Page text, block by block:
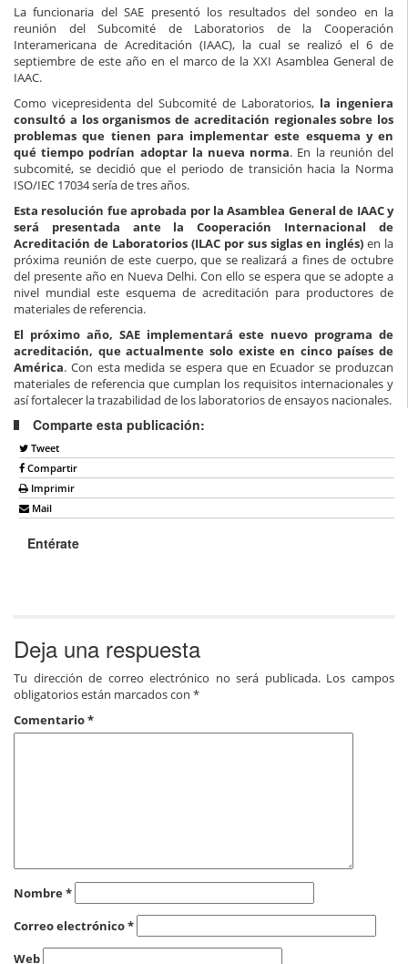
La funcionaria del SAE presentó los resultados del sondeo en la
reunión del Subcomité de Laboratorios de la Cooperación
Interamericana de Acreditación (IAAC), la cual se realizó el 6 de
septiembre de este año en el marco de la XXI Asamblea General de
IAAC.
Como vicepresidenta del Subcomité de Laboratorios, la ingeniera
consultó a los organismos de acreditación regionales sobre los
problemas que tienen para implementar este esquema y en
qué tiempo podrían adoptar la nueva norma. En la reunión del
subcomité, se decidió que el periodo de transición hacia la Norma
ISO/IEC 17034 sería de tres años.
Esta resolución fue aprobada por la Asamblea General de IAAC y
será presentada ante la Cooperación Internacional de
Acreditación de Laboratorios (ILAC por sus siglas en inglés) en la
próxima reunión de este cuerpo, que se realizará a fines de octubre
del presente año en Nueva Delhi. Con ello se espera que se adopte a
nivel mundial este esquema de acreditación para productores de
materiales de referencia.
El próximo año, SAE implementará este nuevo programa de
acreditación, que actualmente solo existe en cinco países de
América. Con esta medida se espera que en Ecuador se produzcan
materiales de referencia que cumplan los requisitos internacionales y
así fortalecer la trazabilidad de los laboratorios de ensayos nacionales.
Comparte esta publicación:
Tweet
Compartir
Imprimir
Mail
Entérate
Deja una respuesta
Tu dirección de correo electrónico no será publicada. Los campos
obligatorios están marcados con *
Comentario*
Nombre*
Correo electrónico*
Web